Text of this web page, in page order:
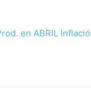
en ABRIL